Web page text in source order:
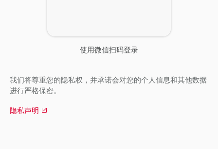
使用微信扫码登录
我们将尊重您的隐私权，并承诺会对您的个人信息和其他数据
进行严格保密。
隐私声明